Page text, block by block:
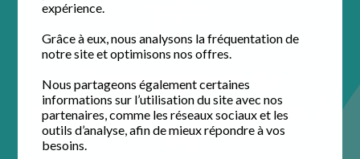
expérience.
Grâce à eux, nous analysons la fréquentation de
notre site et optimisons nos offres.
Nous partageons également certaines
informations sur l’utilisation du site avec nos
partenaires, comme les réseaux sociaux et les
outils d’analyse, afin de mieux répondre à vos
besoins.
Votre agence de
services à la personne à
Vif